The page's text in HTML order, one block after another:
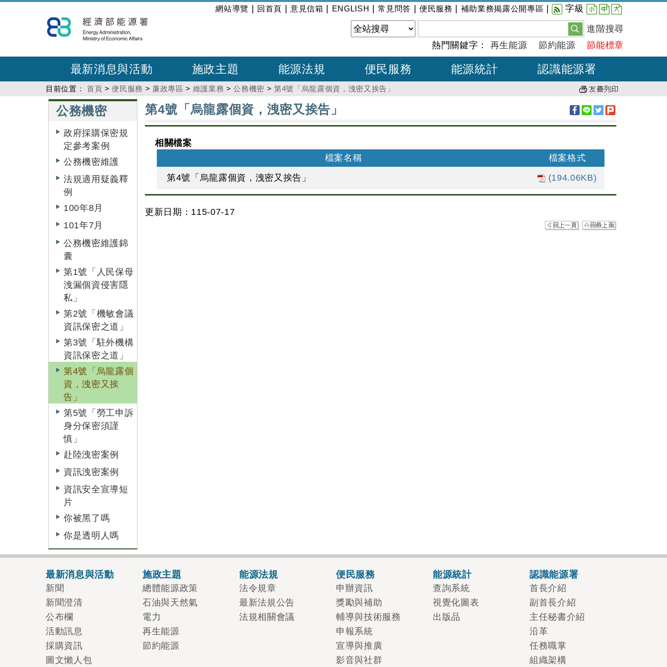
到
主
內
:::
網站導覽 回首頁 意見信箱 ENGLISH |常見問答 便民服務 補助業務揭露公開專區 字級 小 中 大
進階搜尋
熱門關鍵字： 再生能源 節約能源 節能標章
最新消息與活動 施政主題 能源法規 便民服務 能源統計 認識能源署
目前位置： 首頁 >便民服務 > 廉政專區 > 維護業務 >公務機密 >第4號「烏龍露個資，洩密又挨告」
公務機密
政府採購保密規
定參考案例
公務機密維護
法規適用疑義釋
例
100年8月
101年7月
公務機密維護錦
囊
第1號「人民保母
洩漏個資侵害隱
私」
第2號「機敏會議
資訊保密之道」
第3號「駐外機構
資訊保密之道」
第4號「烏龍露個
資，洩密又挨
告」
第5號「勞工申訴
身分保密須謹
慎」
赴陸洩密案例
資訊洩密案例
資訊安全宣導短
片
你被黑了嗎
你是透明人嗎
:::
第4號「烏龍露個資，洩密又挨告」
相關檔案
檔案名稱
檔案格式
第4號「烏龍露個資，洩密又挨告」
(194.06KB)
更新日期：115-07-17
最新消息與活動
新聞
新聞澄清
公布欄
活動訊息
採購資訊
圖文懶人包
施政主題
總體能源政策
石油與天然氣
電力
再生能源
節約能源
能源法規
法令規章
最新法規公告
法規相關會議
便民服務
申辦資訊
獎勵與補助
輔導與技術服務
申報系統
宣導與推廣
影音與社群
能源統計
查詢系統
視覺化圖表
出版品
認識能源署
首長介紹
副首長介紹
主任秘書介紹
沿革
任務職掌
組織架構